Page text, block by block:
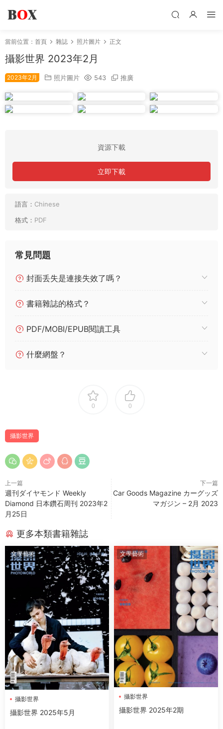
當前位置： 首頁 雜誌 照片圖片 正文
攝影世界 2023年2月
2023年2月 照片圖片 543 推廣
資源下載
立即下載
語言： Chinese
格式： PDF
常見問題
封面丢失是連接失效了嗎？
書籍雜誌的格式？
PDF/MOBI/EPUB閱讀工具
什麼網盤？
0 0
攝影世界
上一篇
週刊ダイヤモンド Weekly
Diamond 日本鑽石周刊 2023年2
月25日
下一篇
Car Goods Magazine カーグッズ
マガジン – 2月 2023
更多本類書籍雜誌
文學藝術
攝影世界
攝影世界 2025年5月
文學藝術
攝影世界
攝影世界 2025年2期